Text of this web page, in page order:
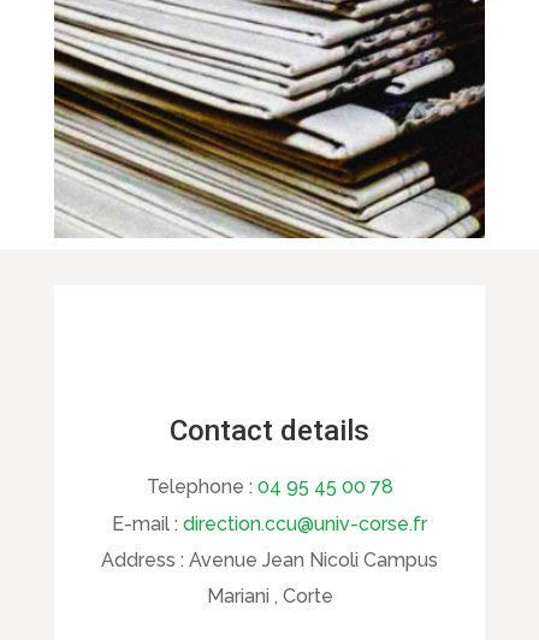
Contact details
Telephone : 04 95 45 00 78
E-mail : direction.ccu@univ-corse.fr
Address : Avenue Jean Nicoli Campus
Mariani , Corte